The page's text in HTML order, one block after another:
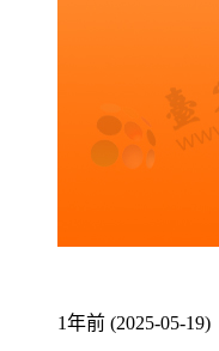
1年前 (2025-05-19)